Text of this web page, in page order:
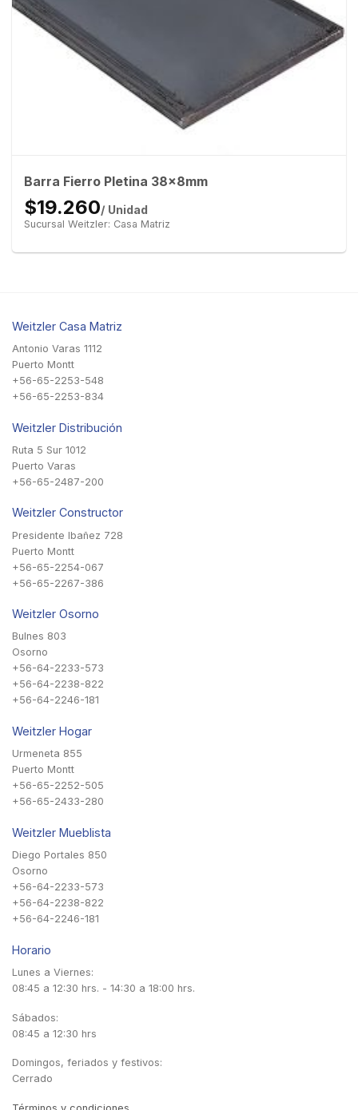
Barra Fierro Pletina 38x8mm
$19.260/ Unidad
Sucursal Weitzler: Casa Matriz
Weitzler Casa Matriz
Antonio Varas 1112
Puerto Montt
+56-65-2253-548
+56-65-2253-834
Weitzler Distribución
Ruta 5 Sur 1012
Puerto Varas
+56-65-2487-200
Weitzler Constructor
Presidente Ibañez 728
Puerto Montt
+56-65-2254-067
+56-65-2267-386
Weitzler Osorno
Bulnes 803
Osorno
+56-64-2233-573
+56-64-2238-822
+56-64-2246-181
Weitzler Hogar
Urmeneta 855
Puerto Montt
+56-65-2252-505
+56-65-2433-280
Weitzler Mueblista
Diego Portales 850
Osorno
+56-64-2233-573
+56-64-2238-822
+56-64-2246-181
Horario
Lunes a Viernes:
08:45 a 12:30 hrs. - 14:30 a 18:00 hrs.
Sábados:
08:45 a 12:30 hrs
Domingos, feriados y festivos:
Cerrado